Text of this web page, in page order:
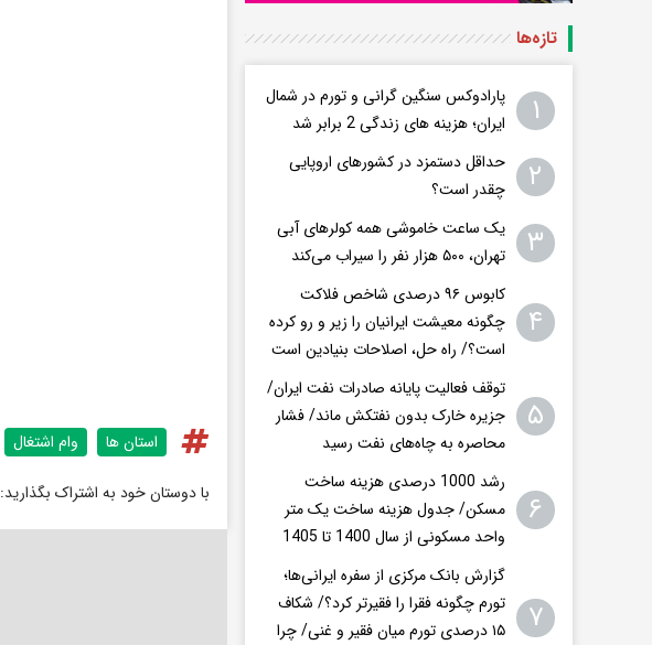
استان ها وام اشتغال
با دوستان خود به اشتراک بگذارید:
تازه‌ها
۱
پارادوکس سنگین گرانی و تورم در شمال
ایران؛ هزینه های زندگی 2 برابر ‌شد
۲
حداقل دستمزد در کشورهای اروپایی
چقدر است؟
۳
یک ساعت خاموشی همه کولرهای آبی
تهران، ۵۰۰ هزار نفر را سیراب می‌کند
۴
کابوس ۹۶ درصدی شاخص فلاکت
چگونه معیشت ایرانیان را زیر و رو کرده
است؟/ راه حل، اصلاحات بنیادین است
۵
توقف فعالیت پایانه صادرات نفت ایران/
جزیره خارک بدون نفتکش ماند/ فشار
محاصره به چاه‌های نفت رسید
۶
رشد 1000 درصدی هزینه ساخت
مسکن/ جدول هزینه ساخت یک متر
واحد مسکونی از سال 1400 تا 1405
۷
گزارش بانک مرکزی از سفره ایرانی‌ها؛
تورم چگونه فقرا را فقیرتر کرد؟/ شکاف
۱۵ درصدی تورم میان فقیر و غنی/ چرا